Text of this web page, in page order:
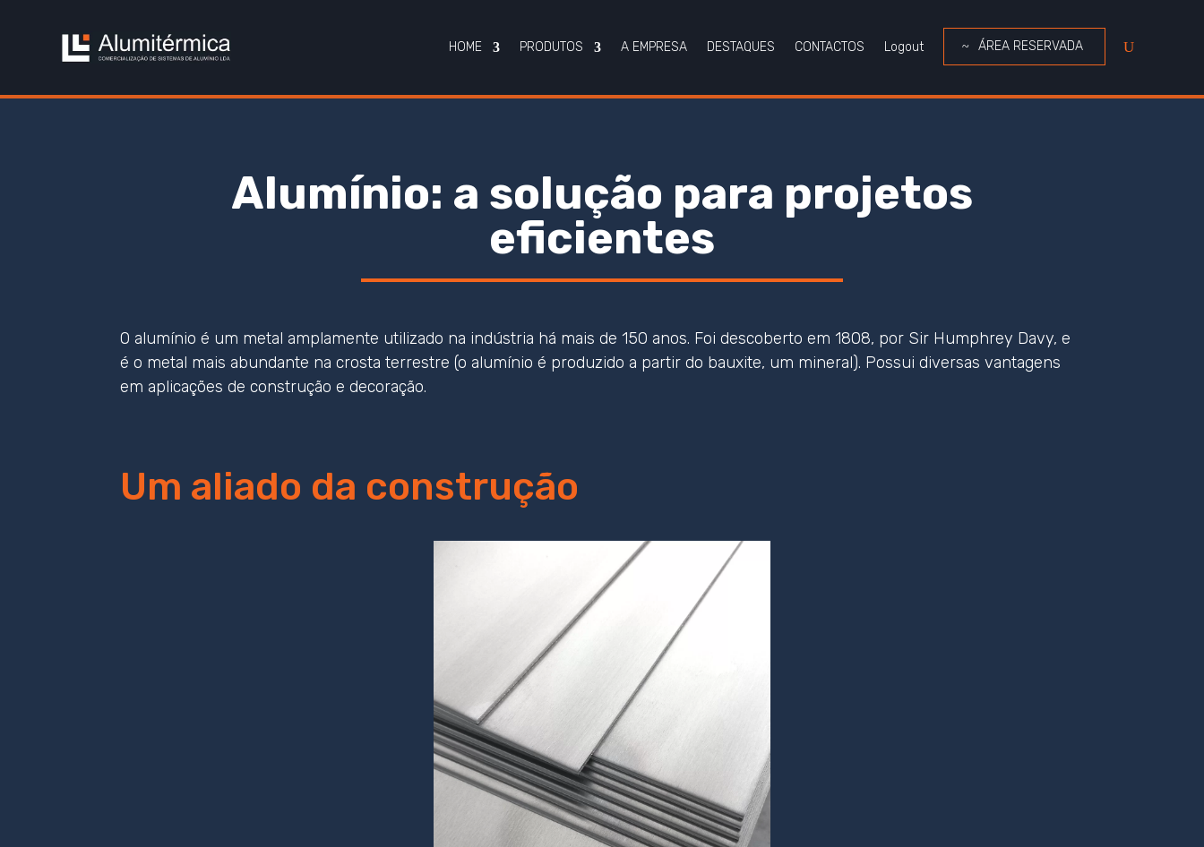
HOME PRODUTOS A EMPRESA DESTAQUES CONTACTOS Logout ÁREA RESERVADA
Alumínio: a solução para projetos
eficientes
O alumínio é um metal amplamente utilizado na indústria há mais de 150 anos. Foi descoberto em 1808, por Sir Humphrey Davy, e
é o metal mais abundante na crosta terrestre (o alumínio é produzido a partir do bauxite, um mineral). Possui diversas vantagens
em aplicações de construção e decoração.
Um aliado da construção